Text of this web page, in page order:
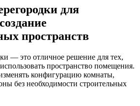
для
пространств
— это отличное решение для тех,
пространство помещения.
конфигурацию комнаты,
без необходимости строительных